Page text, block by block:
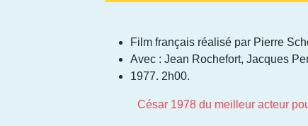
Film français réalisé par Pierre
Avec : Jean Rochefort, Jacques
1977. 2h00.
César 1978 du meilleur acteur